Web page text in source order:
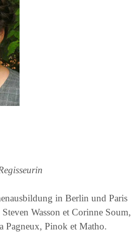
in Berlin und Paris
Wasson et Corinne Soum,
Pagneux, Pinok et Matho.